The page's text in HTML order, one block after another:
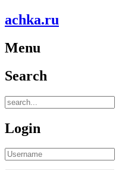
achka.ru
Menu
Search
Login